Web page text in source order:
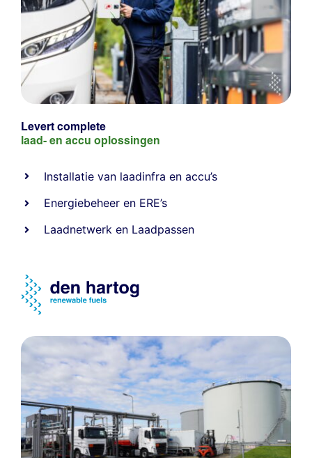
Levert complete
laad- en accu oplossingen
Installatie van laadinfra en accu’s
Energiebeheer en ERE’s
Laadnetwerk en Laadpassen